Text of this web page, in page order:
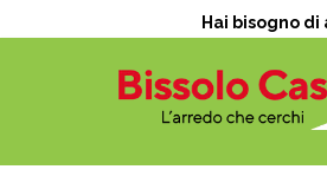
Hai bisogno